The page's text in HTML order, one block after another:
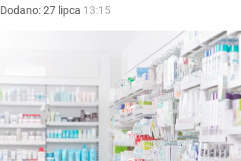
Dodano:27 lipca 13:15